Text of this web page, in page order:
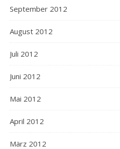
September 2012
August 2012
Juli 2012
Juni 2012
Mai 2012
April 2012
März 2012